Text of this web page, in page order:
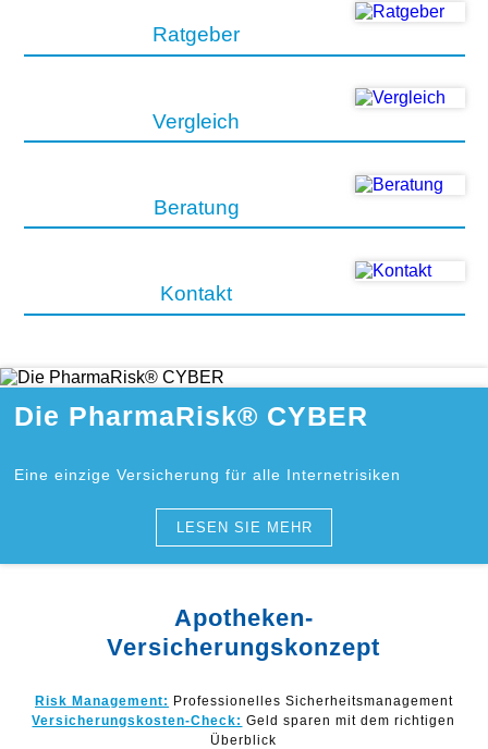
Ratgeber
Vergleich
Beratung
Kontakt
Die PharmaRisk® CYBER
Eine einzige Versicherung für alle Internetrisiken
LESEN SIE MEHR
Apotheken-
Versicherungskonzept
Risk Management: Professionelles Sicherheitsmanagement
Versicherungskosten-Check: Geld sparen mit dem richtigen
Überblick